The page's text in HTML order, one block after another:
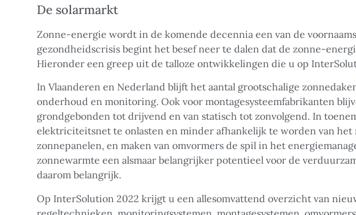
De solarmarkt
Zonne-energie wordt in de komende decennia een van de
gezondheidscrisis begint het besef neer te dalen dat de zonne-
Hieronder een greep uit de talloze ontwikkelingen die u op
In Vlaanderen en Nederland blijft het aantal grootschalige
onderhoud en monitoring. Ook voor montagesysteemfabrikanten
grondgebonden tot drijvend en van statisch tot zonvolgend. In
elektriciteitsnet te onlasten en minder afhankelijk te worden van het
zonnepanelen, en maken van omvormers de spil in het
zonnewarmte een alsmaar belangrijker potentieel voor de
daarom belangrijk.
Op InterSolution 2022 krijgt u een allesomvattend overzicht van